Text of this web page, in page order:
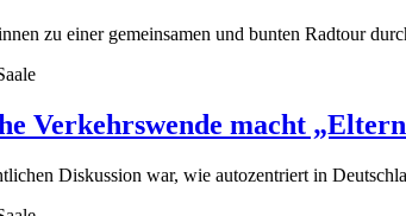
zu einer gemeinsamen und bunten Radtour
Verkehrswende macht
Diskussion war, wie autozentriert in